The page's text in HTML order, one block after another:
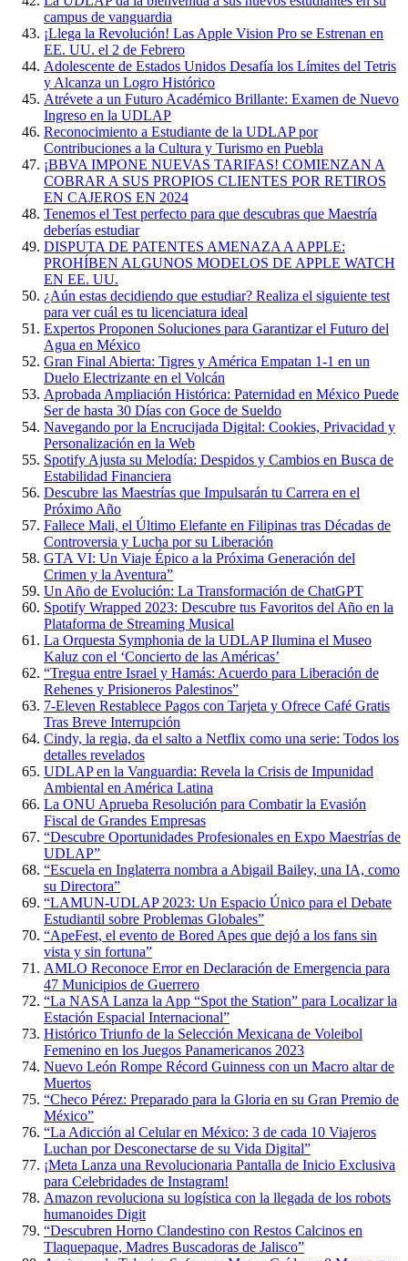
campus de vanguardia
¡Llega la Revolución! Las Apple Vision Pro se Estrenan en
EE. UU. el 2 de Febrero
Adolescente de Estados Unidos Desafía los Límites del Tetris
y Alcanza un Logro Histórico
Atrévete a un Futuro Académico Brillante: Examen de Nuevo
Ingreso en la UDLAP
Reconocimiento a Estudiante de la UDLAP por
Contribuciones a la Cultura y Turismo en Puebla
¡BBVA IMPONE NUEVAS TARIFAS! COMIENZAN A
COBRAR A SUS PROPIOS CLIENTES POR RETIROS
EN CAJEROS EN 2024
Tenemos el Test perfecto para que descubras que Maestría
deberías estudiar
DISPUTA DE PATENTES AMENAZA A APPLE:
PROHÍBEN ALGUNOS MODELOS DE APPLE WATCH
EN EE. UU.
¿Aún estas decidiendo que estudiar? Realiza el siguiente test
para ver cuál es tu licenciatura ideal
Expertos Proponen Soluciones para Garantizar el Futuro del
Agua en México
Gran Final Abierta: Tigres y América Empatan 1-1 en un
Duelo Electrizante en el Volcán
Aprobada Ampliación Histórica: Paternidad en México Puede
Ser de hasta 30 Días con Goce de Sueldo
Navegando por la Encrucijada Digital: Cookies, Privacidad y
Personalización en la Web
Spotify Ajusta su Melodía: Despidos y Cambios en Busca de
Estabilidad Financiera
Descubre las Maestrías que Impulsarán tu Carrera en el
Próximo Año
Fallece Mali, el Último Elefante en Filipinas tras Décadas de
Controversia y Lucha por su Liberación
GTA VI: Un Viaje Épico a la Próxima Generación del
Crimen y la Aventura”
Un Año de Evolución: La Transformación de ChatGPT
Spotify Wrapped 2023: Descubre tus Favoritos del Año en la
Plataforma de Streaming Musical
La Orquesta Symphonia de la UDLAP Ilumina el Museo
Kaluz con el ‘Concierto de las Américas’
“Tregua entre Israel y Hamás: Acuerdo para Liberación de
Rehenes y Prisioneros Palestinos”
7-Eleven Restablece Pagos con Tarjeta y Ofrece Café Gratis
Tras Breve Interrupción
Cindy, la regia, da el salto a Netflix como una serie: Todos los
detalles revelados
UDLAP en la Vanguardia: Revela la Crisis de Impunidad
Ambiental en América Latina
La ONU Aprueba Resolución para Combatir la Evasión
Fiscal de Grandes Empresas
“Descubre Oportunidades Profesionales en Expo Maestrías de
UDLAP”
“Escuela en Inglaterra nombra a Abigail Bailey, una IA, como
su Directora”
“LAMUN-UDLAP 2023: Un Espacio Único para el Debate
Estudiantil sobre Problemas Globales”
“ApeFest, el evento de Bored Apes que dejó a los fans sin
vista y sin fortuna”
AMLO Reconoce Error en Declaración de Emergencia para
47 Municipios de Guerrero
“La NASA Lanza la App “Spot the Station” para Localizar la
Estación Espacial Internacional”
Histórico Triunfo de la Selección Mexicana de Voleibol
Femenino en los Juegos Panamericanos 2023
Nuevo León Rompe Récord Guinness con un Macro altar de
Muertos
“Checo Pérez: Preparado para la Gloria en su Gran Premio de
México”
“La Adicción al Celular en México: 3 de cada 10 Viajeros
Luchan por Desconectarse de su Vida Digital”
¡Meta Lanza una Revolucionaria Pantalla de Inicio Exclusiva
para Celebridades de Instagram!
Amazon revoluciona su logística con la llegada de los robots
humanoides Digit
“Descubren Horno Clandestino con Restos Calcinos en
Tlaquepaque, Madres Buscadoras de Jalisco”